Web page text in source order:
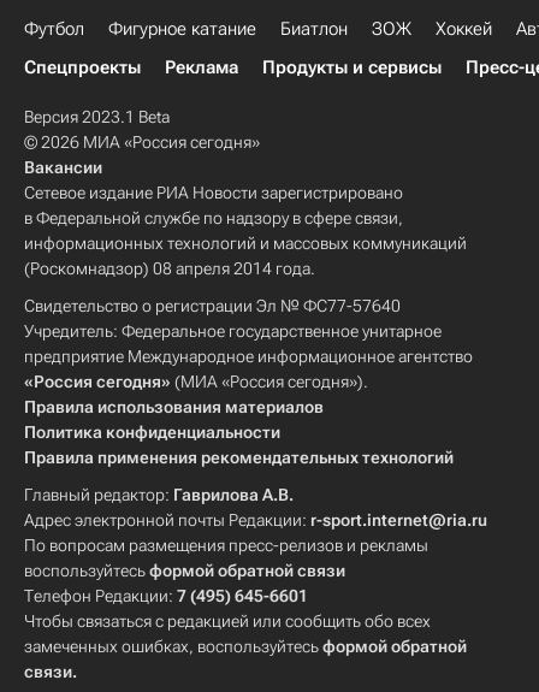
Футбол Фигурное катание Биатлон ЗОЖ Хоккей
Спецпроекты
Реклама Продукты и сервисы Пресс-
Версия 2023.1 Beta
© 2026 МИА «Россия сегодня»
Вакансии
Сетевое издание РИА Новости зарегистрировано
в Федеральной службе по надзору в сфере связи,
информационных технологий и массовых коммуникаций
(Роскомнадзор) 08 апреля 2014 года.
Свидетельство о регистрации Эл № ФС77-57640
Учредитель: Федеральное государственное унитарное
предприятие Международное информационное агентство
«Россия сегодня» (МИА «Россия сегодня»).
Правила использования материалов
Политика конфиденциальности
Правила применения рекомендательных технологий
Главный редактор: Гаврилова А.В.
Адрес электронной почты Редакции: r-sport.internet@ria.ru
По вопросам размещения пресс-релизов и рекламы
воспользуйтесьформой обратной связи
Телефон Редакции: 7 (495) 645-6601
Чтобы связаться с редакцией или сообщить обо всех
замеченных ошибках, воспользуйтесьформой обратной
связи.